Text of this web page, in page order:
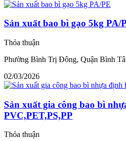
Sản xuất bao bì gạo 5kg PA/
Thỏa thuận
Phường Bình Trị Đông, Quận Bình
02/03/2026
Sản xuất gia công bao bì
PVC,PET,PS,PP
Thỏa thuận